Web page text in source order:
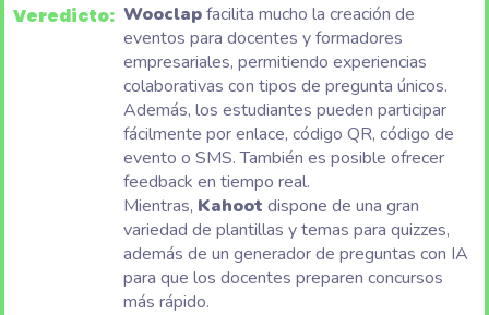
Veredicto: Wooclapfacilita mucho la creación de
eventos para docentes y formadores
empresariales, permitiendo experiencias
colaborativas con tipos de pregunta únicos.
Además, los estudiantes pueden participar
fácilmente por enlace, código QR, código de
evento o SMS. También es posible ofrecer
feedback en tiempo real.
Mientras, Kahoot dispone de una gran
variedad de plantillas y temas para quizzes,
además de un generador de preguntas con IA
para que los docentes preparen concursos
más rápido.